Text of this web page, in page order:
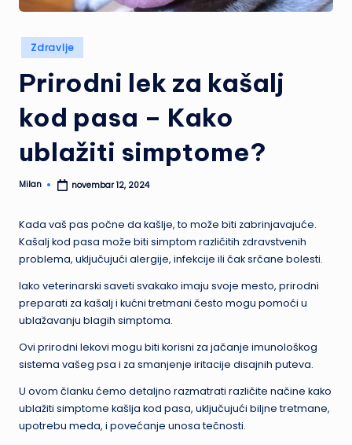
Posted
in
Zdravlje
Prirodni lek za kašalj
kod pasa – Kako
ublažiti simptome?
Posted
Milan novembar 12, 2024
Kada vaš pas počne da kašlje, to može biti zabrinjavajuće.
Kašalj kod pasa može biti simptom različitih zdravstvenih
problema, uključujući alergije, infekcije ili čak srčane bolesti.
Iako veterinarski saveti svakako imaju svoje mesto, prirodni
preparati za kašalj i kućni tretmani često mogu pomoći u
ublažavanju blagih simptoma.
Ovi prirodni lekovi mogu biti korisni za jačanje imunološkog
sistema vašeg psa i za smanjenje iritacije disajnih puteva.
U ovom članku ćemo detaljno razmatrati različite načine kako
ublažiti simptome kašlja kod pasa, uključujući biljne tretmane,
upotrebu meda, i povećanje unosa tečnosti.